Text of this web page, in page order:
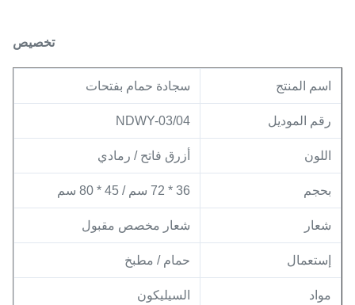
تخصيص
اسم المنتج سجادة حمام بفتحات
رقم الموديل NDWY-03/04
اللون أزرق فاتح / رمادي
بحجم 36 * 72 سم / 45 * 80 سم
شعار شعار مخصص مقبول
إستعمال حمام / مطبخ
مواد السيليكون